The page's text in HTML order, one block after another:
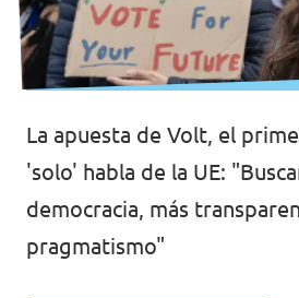
La apuesta de Volt, el
'solo' habla de la UE:
democracia, más
pragmatismo"